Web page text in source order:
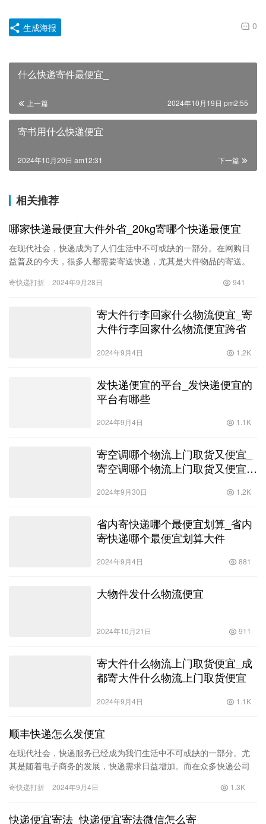
0
生成海报
什么快递寄件最便宜_
上一篇 2024年10月19日 pm2:55
寄书用什么快递便宜
下一篇
2024年10月20日 am12:31
相关推荐
哪家快递最便宜大件外省_20kg寄哪个快递最便宜
在现代社会，快递成为了人们生活中不可或缺的一部分。在网购日
益普及的今天，很多人都需要寄送快递，尤其是大件物品的寄送。
是一个…
寄快递打折 2024年9月28日 941
寄大件行李回家什么物流便宜_寄
大件行李回家什么物流便宜跨省
2024年9月4日 1.2K
发快递便宜的平台_发快递便宜的
平台有哪些
2024年9月4日 1.1K
寄空调哪个物流上门取货又便宜_
寄空调哪个物流上门取货又便宜又
2024年9月30日 1.2K
省内寄快递哪个最便宜划算_省内
寄快递哪个最便宜划算大件
2024年9月4日 881
大物件发什么物流便宜
2024年10月21日 911
寄大件什么物流上门取货便宜_成
都寄大件什么物流上门取货便宜
2024年9月4日 1.1K
顺丰快递怎么发便宜
在现代社会，快递服务已经成为我们生活中不可或缺的一部分。尤
其是随着电子商务的发展，快递需求日益增加。而在众多快递公司
然而，…
寄快递打折 2024年9月4日 1.3K
快递便宜寄法_快递便宜寄法微信怎么寄